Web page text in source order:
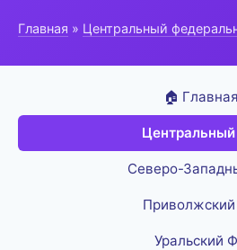
Главная » Центральный
🏠 Главная
Северо-
Уральский